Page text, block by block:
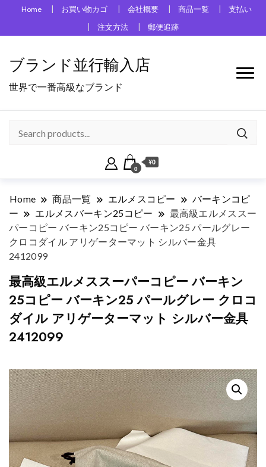
Home お買い物カゴ 会社概要 商品一覧
支払い
注文方法
郵便追跡
ブランド並行輸入店
世界で一番高級なブランド
0
¥0
Home 商品一覧 エルメスコピー
バーキンコピ
ー
エルメスバーキン25コピー
最高級エルメススー
パーコピー バーキン25コピー バーキン25 パールグレー
クロコダイル アリゲーターマット シルバー金具
2412099
最高級エルメススーパーコピー バーキン
25コピー バーキン25 パールグレー クロコ
ダイル アリゲーターマット シルバー金具
2412099